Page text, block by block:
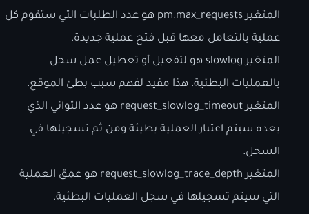
المتغير pm.max_requests هو عدد الطلبات التي ستقوم كل
عملية بالتعامل معها قبل فتح عملية جديدة.
المتغير slowlog هو لتفعيل أو تعطيل عمل سجل
بالعمليات البطئية. هذا مفيد لفهم سبب بطئ الموقع.
المتغير request_slowlog_timeout هو عدد الثواني الذي
بعده سيتم اعتبار العملية بطيئة ومن ثم تسجيلها في
السجل.
المتغير request_slowlog_trace_depth هو عمق العملية
التي سيتم تسجيلها في سجل العمليات البطئية.